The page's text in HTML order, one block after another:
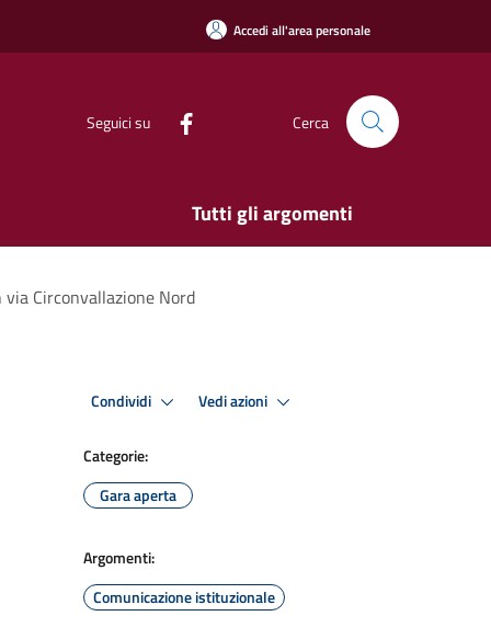
Accedi all'area personale
Seguici su Cerca
Tutti gli argomenti
Circonvallazione Nord
Condividi Vedi azioni
Categorie:
Gara aperta
Argomenti:
Comunicazione istituzionale